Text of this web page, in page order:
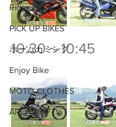
Rider's Talk
PICK UP BIKES
ホームカミング
Enjoy Bike
MOTO CLOTHES
AREA MAP
10:30～10:45